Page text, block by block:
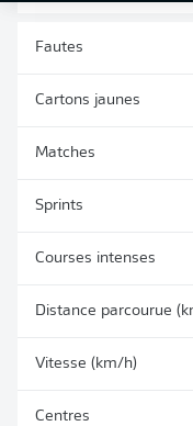
Fautes
Cartons jaunes
Matches
Sprints
Courses intenses
Distance parcourue
Vitesse (km/h)
Centres